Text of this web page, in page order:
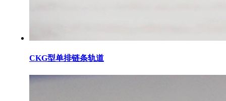
CKG型单排链条轨道